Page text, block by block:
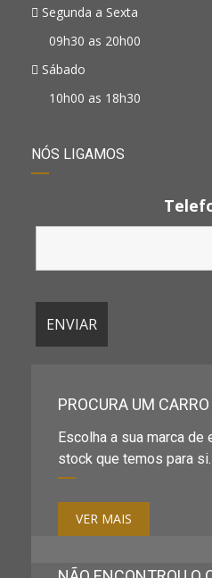
Segunda a Sexta
09h30 as 20h00
Sábado
10h00 as 18h30
NÓS LIGAMOS
PROCURA UM
Escolha a sua marca
stock que temos para si.
VER MAIS